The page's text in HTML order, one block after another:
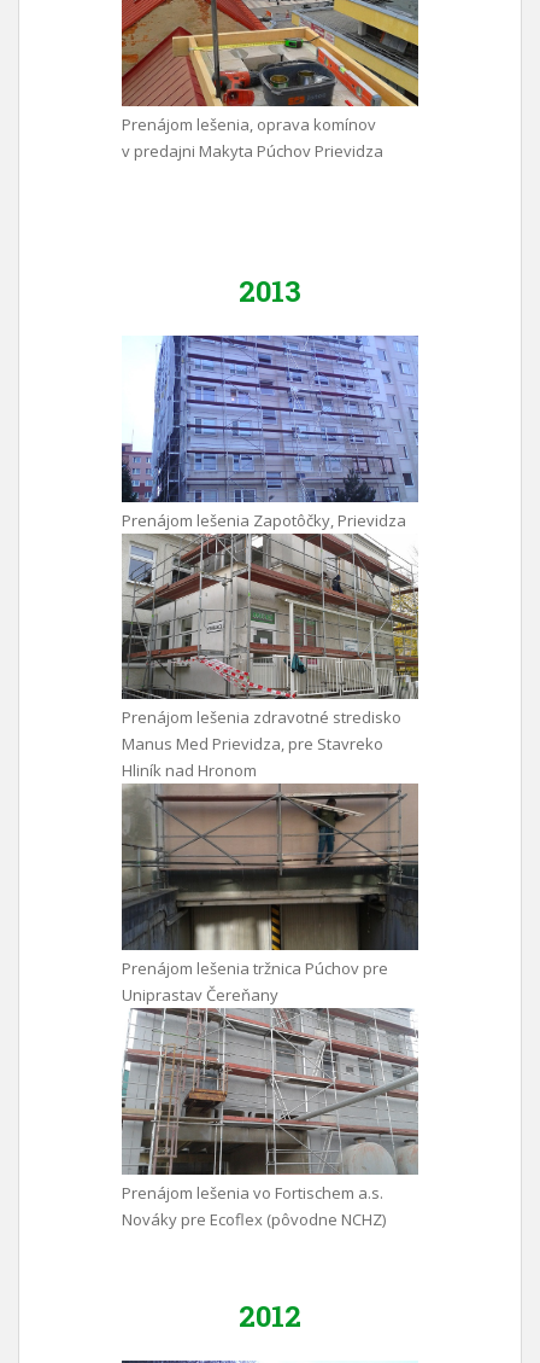
Prenájom lešenia, oprava komínov
v predajni Makyta Púchov Prievidza
2013
Prenájom lešenia Zapotôčky, Prievidza
Prenájom lešenia zdravotné stredisko
Manus Med Prievidza, pre Stavreko
Hliník nad Hronom
Prenájom lešenia tržnica Púchov pre
Uniprastav Čereňany
Prenájom lešenia vo Fortischem a.s.
Nováky pre Ecoflex (pôvodne NCHZ)
2012